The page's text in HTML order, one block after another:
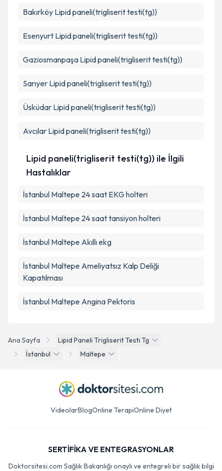
Ana Sayfa
Lipid Paneli Trigliserit Testi Tg
İstanbul
Maltepe
Bakırköy Lipid paneli(trigliserit testi(tg))
Esenyurt Lipid paneli(trigliserit testi(tg))
Gaziosmanpaşa Lipid paneli(trigliserit testi(tg))
Sarıyer Lipid paneli(trigliserit testi(tg))
Üsküdar Lipid paneli(trigliserit testi(tg))
Avcılar Lipid paneli(trigliserit testi(tg))
Lipid paneli(trigliserit testi(tg)) ile İlgili
Hastalıklar
İstanbul Maltepe 24 saat EKG holteri
İstanbul Maltepe 24 saat tansiyon holteri
İstanbul Maltepe Akıllı ekg
İstanbul Maltepe Ameliyatsız Kalp Deliği
Kapatılması
İstanbul Maltepe Angina Pektoris
VideolarBlogOnline TerapiOnline Diyet
SERTİFİKA VE ENTEGRASYONLAR
Doktorsitesi.com Sağlık Bakanlığı onaylı ve entegreli bir sağlık bilgi